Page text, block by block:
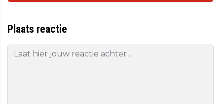
Plaats reactie